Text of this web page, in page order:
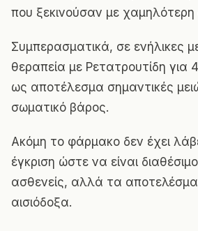
που ξεκινούσαν με
Συμπερασματικά, σε ενήλικες
θεραπεία με Ρετατρουτίδη για
ως αποτέλεσμα σημαντικές
σωματικό βάρος.
Ακόμη το φάρμακο δεν έχει
έγκριση ώστε να είναι
ασθενείς, αλλά τα
αισιόδοξα.